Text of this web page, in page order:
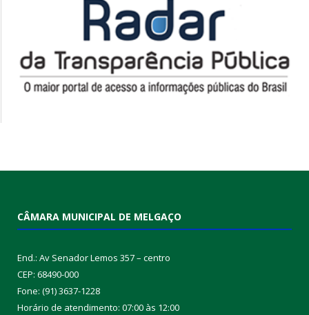
CÂMARA MUNICIPAL DE MELGAÇO
End.: Av Senador Lemos 357 – centro
CEP: 68490-000
Fone: (91) 3637-1228
Horário de atendimento: 07:00 às 12:00